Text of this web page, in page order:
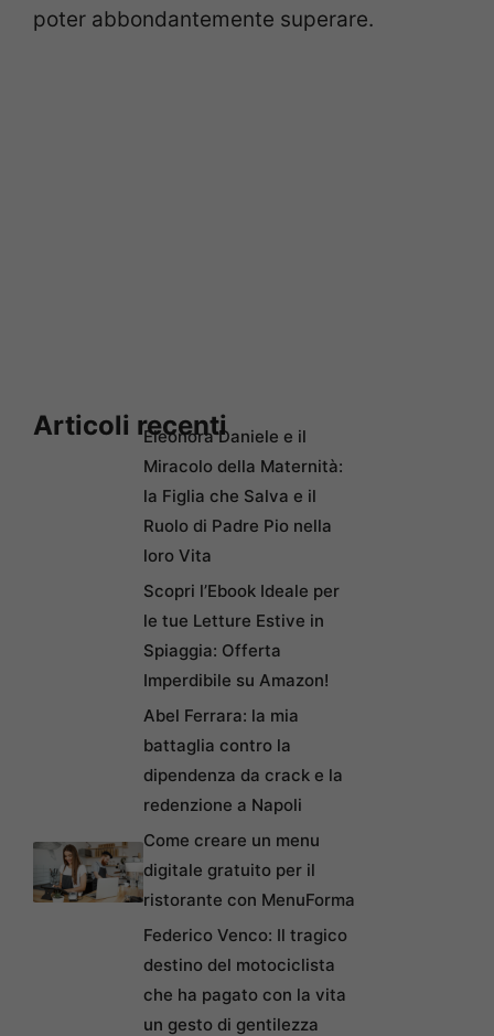
poter abbondantemente superare.
Articoli recentiEleonora Daniele e il
Miracolo della Maternità:
la Figlia che Salva e il
Ruolo di Padre Pio nella
loro Vita
Scopri l’Ebook Ideale per
le tue Letture Estive in
Spiaggia: Offerta
Imperdibile su Amazon!
Abel Ferrara: la mia
battaglia contro la
dipendenza da crack e la
redenzione a Napoli
Come creare un menu
digitale gratuito per il
ristorante con MenuForma
Federico Venco: Il tragico
destino del motociclista
che ha pagato con la vita
un gesto di gentilezza